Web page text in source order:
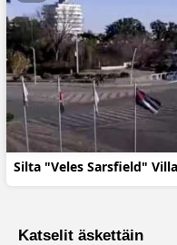
Silta "Veles Sarsfield"
Katselit äskettäin